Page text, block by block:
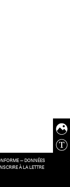
— DONNÉES
À LA LETTRE